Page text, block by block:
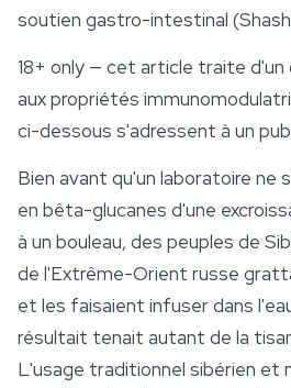
soutien gastro-intestinal
18+ only — cet article traite d'un
aux propriétés
ci-dessous s'adressent à un
Bien avant qu'un laboratoire ne
en bêta-glucanes d'une
à un bouleau, des peuples de
de l'Extrême-Orient russe
et les faisaient infuser dans
résultait tenait autant de la
L'usage traditionnel sibérien et